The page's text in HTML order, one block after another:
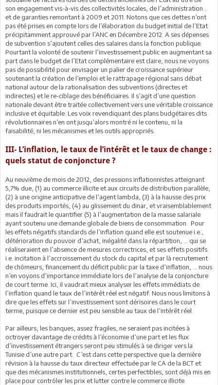
son engagement vis-à-vis des collectivités locales, de l’administration…
et de garanties remontant à 2009 et 2011. Notons que ces dettes n’ont
pas été prises en compte lors de l’élaboration du budget initial de l’Etat
précipitamment approuvé par l’ANC en Décembre 2012. A ses dépenses
de subvention s’ajoutent celles des salaires dans la fonction publique.
Pourtant la volonté de soutenir l’investissement public en augmentant sa
part dans le budget de l’Etat complémentaire est claire, nous ne voyons
pas de possibilité pour envisager un palier de croissance supérieur
soutenant la création de l’emploi et le rattrapage régional sans débat
national autour de la rationalisation des subventions (directes et
indirectes) et le re-ciblage des bénéficiaires. Il s’agit d’une question
nationale devant être traitée collectivement vers une véritable croissance
inclusive et équitable. Les voix revendiquant des plans budgétaires dits
révolutionnaires n’en ont jusqu’alors montré ni le contenu, ni la
faisabilité, ni les mécanismes et les outils appropriés.
III- L’inflation, le taux de l’intérêt et le taux de change :
quels statut de conjoncture ?
Au neuvième de mois de 2012, des pressions inflationnistes atteignant
5,7% due, (1) au commerce illicite et aux circuits de distribution parallèle,
(2) à une origine anticipative de l’agent lambda, (3) à la hausse des prix
des produits importés, (4) au glissement du dinar, et vraisemblablement
mais il faudrait le quantifier (5) à l’augmentation de la masse salariale
ayant soutenu une demande globale de biens de consommation. Pour
les effets négatifs standards de l’inflation quand elle est soutenue i.e.,
détérioration du pouvoir d’achat, inégalité dans la répartition, … qui se
réaliseraient en l’absence de mesures correctrices, et ses effets positifs
i.e. incitation à l’accroissement du stock du capital et par là recrutement
de chômeurs, financement du déficit public par la taxe d’inflation, … nous
n’en voyons d’importance immédiate lors de l’analyse de la conjoncture
de court terme. Ici, il vaudrait mieux analyser les effets immédiats de
l’inflation quand le taux de l’intérêt réel est négatif. Nous nous limitons à
dire que les effets sur l’investissement sont dérisoires dans le court
terme, puisque ce dernier est peu sensible au taux de l’intérêt réel.
Par ailleurs, les banques, assez fragiles, ne seraient pas incitées à
octroyer davantage de crédits à l’économie d’une part et les flux
d’investissement étrangers seront peu stimulés à se diriger vers la
Tunisie d’une autre part. C’est dans cette perspective que la dernière
révision à la hausse du taux directeur effectuée par le CA de la BCT et
que des mécanismes institutionnels, certes perfectibles, sont déjà mis en
place pour contrôler les prix et lutter contre le commerce illicite